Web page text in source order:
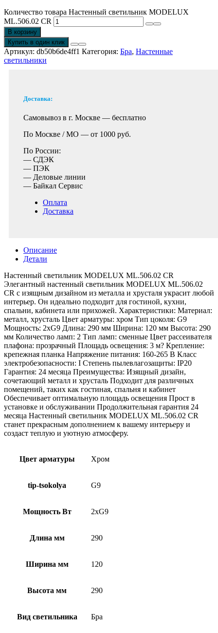
Количество товара Настенный светильник MODELUX
ML.506.02 CR
В корзину
Купить в один клик
Артикул: db50b6de4ff1 Категория: Бра, Настенные
светильники
Доставка:
Самовывоз в г. Москве — бесплатно
По Москве / МО — от 1000 руб.
По России:
— СДЭК
— ПЭК
— Деловые линии
— Байкал Сервис
Оплата
Доставка
Описание
Детали
Настенный светильник MODELUX ML.506.02 CR
Элегантный настенный светильник MODELUX ML.506.02
CR с изящным дизайном из металла и хрусталя украсит любой
интерьер. Он идеально подходит для гостиной, кухни,
спальни, кабинета или прихожей. Характеристики: Материал:
металл, хрусталь Цвет арматуры: хром Тип цоколя: G9
Мощность: 2xG9 Длина: 290 мм Ширина: 120 мм Высота: 290
мм Количество ламп: 2 Тип ламп: сменные Цвет рассеивателя
плафона: прозрачный Площадь освещения: 3 м? Крепление:
крепежная планка Напряжение питания: 160-265 В Класс
электробезопасности: I Степень пылевлагозащиты: IP20
Гарантия: 24 месяца Преимущества: Изящный дизайн,
сочетающий металл и хрусталь Подходит для различных
помещений, таких как гостиная, спальня и кабинет
Обеспечивает оптимальную площадь освещения Прост в
установке и обслуживании Продолжительная гарантия 24
месяца Настенный светильник MODELUX ML.506.02 CR
станет прекрасным дополнением к вашему интерьеру и
создаст теплую и уютную атмосферу.
Цвет арматуры Хром
tip-tsokolya G9
Мощность Вт 2xG9
Длина мм 290
Ширина мм 120
Высота мм 290
Вид светильника Бра